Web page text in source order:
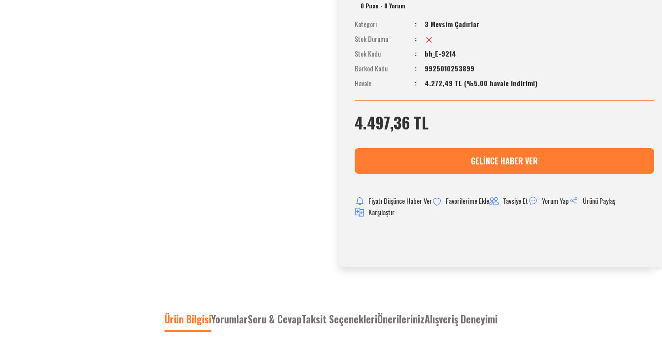
0 Puan - 0 Yorum
Kategori
3 Mevsim Çadırlar
Stok Durumu
Stok Kodu
bh_E-9214
Barkod Kodu
9925010253899
Havale
4.272,49 TL (%5,00 havale indirimi)
4.497,36 TL
GELINCE HABER VER
Fiyatı Düşünce Haber Ver Tavsiye Et Yorum Yap
Ürünü Paylaş
Karşılaştır
Ürün BilgisiYorumlarSoru & CevapTaksit SeçenekleriÖnerilerinizAlışveriş Deneyimi